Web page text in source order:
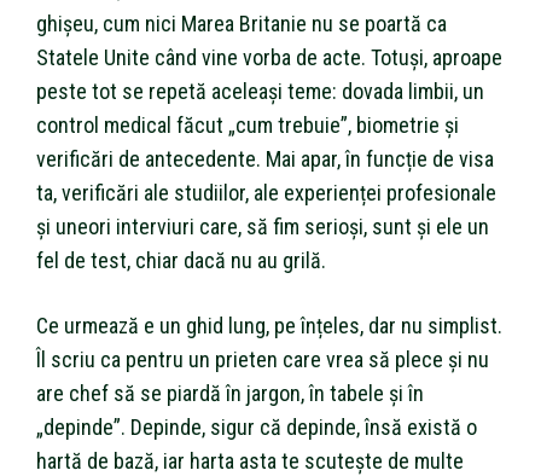
ghișeu, cum nici Marea Britanie nu se poartă ca
Statele Unite când vine vorba de acte. Totuși, aproape
peste tot se repetă aceleași teme: dovada limbii, un
control medical făcut „cum trebuie”, biometrie și
verificări de antecedente. Mai apar, în funcție de visa
ta, verificări ale studiilor, ale experienței profesionale
și uneori interviuri care, să fim serioși, sunt și ele un
fel de test, chiar dacă nu au grilă.
Ce urmează e un ghid lung, pe înțeles, dar nu simplist.
Îl scriu ca pentru un prieten care vrea să plece și nu
are chef să se piardă în jargon, în tabele și în
„depinde”. Depinde, sigur că depinde, însă există o
hartă de bază, iar harta asta te scutește de multe